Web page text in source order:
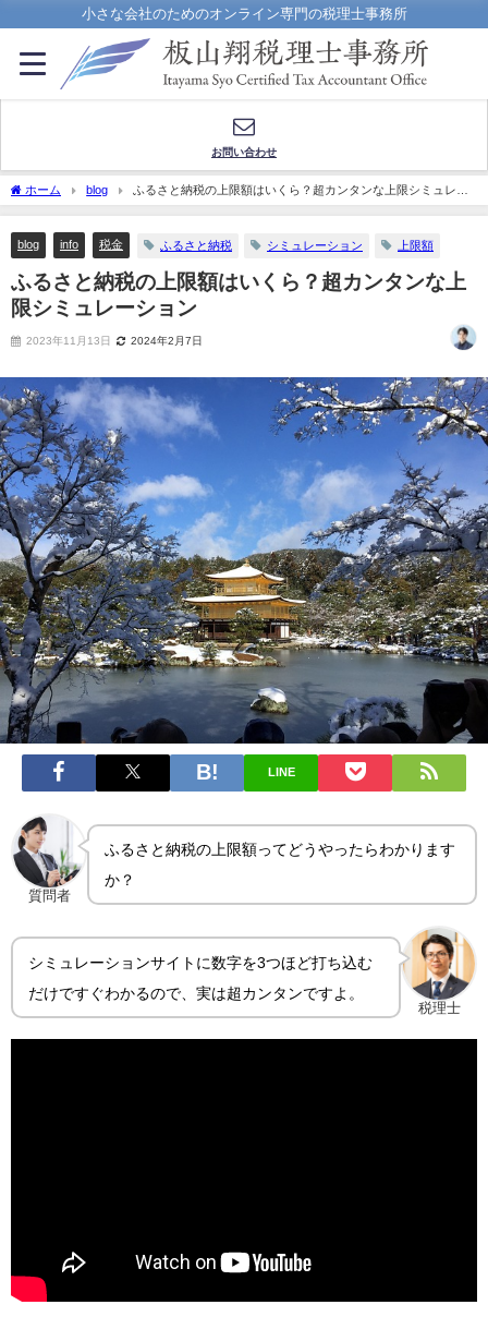
小さな会社のためのオンライン専門の税理士事務所
お問い合わせ
ホーム blog
ふるさと納税の上限額はいくら？超カンタンな上限シミュレー
ション
blog info 税金 ふるさと納税 シミュレーション 上限額
ふるさと納税の上限額はいくら？超カンタンな上
限シミュレーション
2023年11月13日 2024年2月7日
LINE
質問者
ふるさと納税の上限額ってどうやったらわかります
か？
税理士
シミュレーションサイトに数字を3つほど打ち込む
だけですぐわかるので、実は超カンタンですよ。